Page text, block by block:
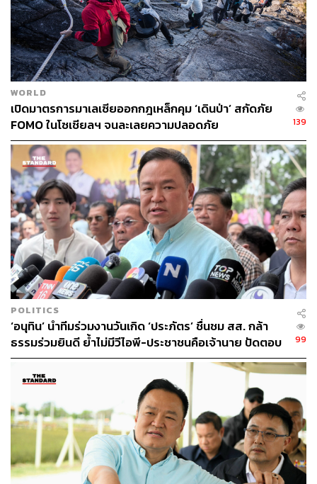
เส้นทางเดินป่า ‘น้ำตกตะเพินคี่ใหญ่-น้ำตกตะเพินคี่น้อย’ คาด
ว่าจะเปิดให้บริการได้ภายในครึ่งหลังของเดือนมิถุนายน
2565 ส่วนจะเป็นวันไหนนั้น ทางเจ้าหน้าที่อุทยานฯ ยังไม่ระบุ
ซึ่งหากทราบแล้ว เราจะมาอัปเดตให้ผู้อ่านทราบอีกครั้งหนึ่ง
ติดตามรายละเอียดเพิ่มเติมได้ที่
PhutoeiNationalPark
ภาพ: Shutterstock, อุทยานแห่งชาติพุเตย
อ้างอิง:
www.facebook.com/PhutoeiNationalPark
TAGS: สุพรรณบุรี การเดินป่า อุทยานแห่งชาติพุเตย
1.2K
ABOUT THE AUTHOR
พลอยจันทร์ สุขคง
Senior Content Creator ประจำกองไลฟ์สไตล์
สำนักข่าว THE STANDARD
WORLD
เปิดมาตรการมาเลเซียออกกฎเหล็กคุม ‘เดินป่า’ สกัดภัย
FOMO ในโซเชียลฯ จนละเลยความปลอดภัย
139
POLITICS
‘อนุทิน’ นำทีมร่วมงานวันเกิด ‘ประภัตร’ ชื่นชม สส. กล้า
ธรรมร่วมยินดี ย้ำไม่มีวีไอพี-ประชาชนคือเจ้านาย ปัดตอบ
ปมปรับ ครม. เร็วๆ นี้
99